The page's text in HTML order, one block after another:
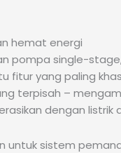
hemat energi
pompa single-
fitur yang paling
terpisah –
dengan
untuk sistem